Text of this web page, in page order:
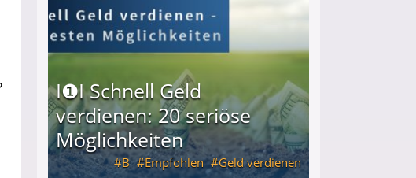
I❶I Schnell Geld
verdienen: 20 seriöse
Möglichkeiten
B Empfohlen Geld verdienen